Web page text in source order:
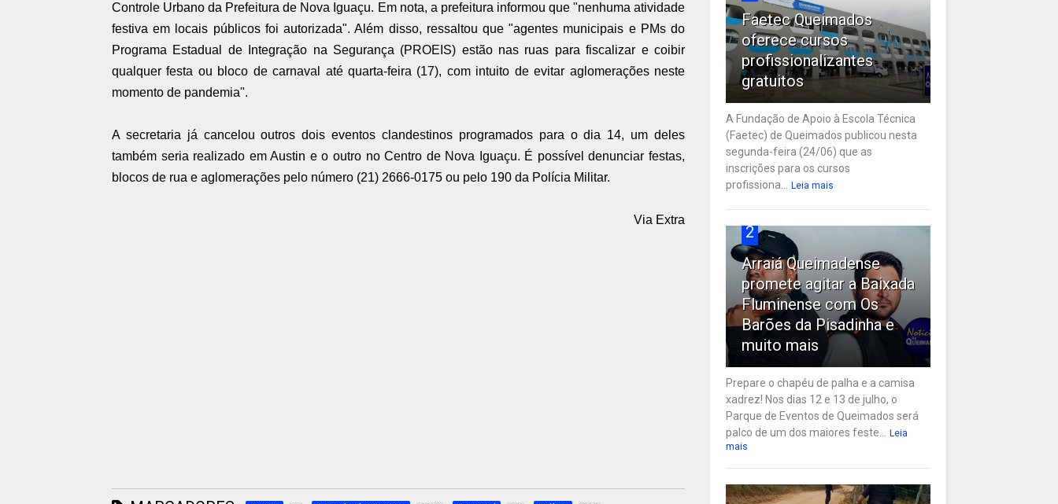
Controle Urbano da Prefeitura de Nova Iguaçu. Em nota, a prefeitura informou que "nenhuma atividade
festiva em locais públicos foi autorizada". Além disso, ressaltou que "agentes municipais e PMs do
Programa Estadual de Integração na Segurança (PROEIS) estão nas ruas para fiscalizar e coibir
qualquer festa ou bloco de carnaval até quarta-feira (17), com intuito de evitar aglomerações neste
momento de pandemia".
A secretaria já cancelou outros dois eventos clandestinos programados para o dia 14, um deles
também seria realizado em Austin e o outro no Centro de Nova Iguaçu. É possível denunciar festas,
blocos de rua e aglomerações pelo número (21) 2666-0175 ou pelo 190 da Polícia Militar.
Via Extra
Faetec Queimados
oferece cursos
profissionalizantes
gratuitos
A Fundação de Apoio à Escola Técnica
(Faetec) de Queimados publicou nesta
segunda-feira (24/06) que as
inscrições para os cursos
profissiona...
Leia mais
2
Arraiá Queimadense
promete agitar a Baixada
Fluminense com Os
Barões da Pisadinha e
muito mais
Prepare o chapéu de palha e a camisa
xadrez! Nos dias 12 e 13 de julho, o
Parque de Eventos de Queimados será
palco de um dos maiores feste...
Leia
mais